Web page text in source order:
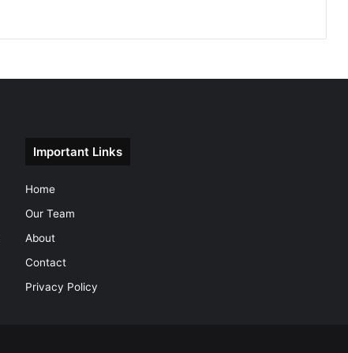
Important Links
Home
Our Team
About
Contact
Privacy Policy